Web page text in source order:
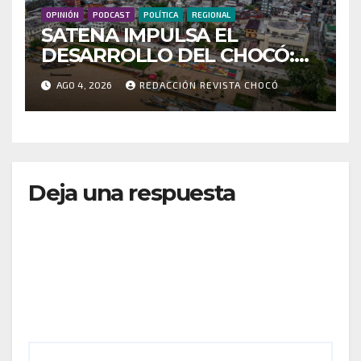
OPINIÓN PODCAST POLÍTICA REGIONAL
SATENA IMPULSA EL
DESARROLLO DEL CHOCÓ:
MÁS DE 35 MIL PASAJEROS
MOVILIZADOS Y NUEVAS
RUTAS FORTALECEN LA
AGO 4, 2026 REDACCIÓN REVISTA CHOCÓ
Deja una respuesta